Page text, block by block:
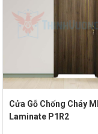
Cửa Gỗ Chống Cháy
Laminate P1R2